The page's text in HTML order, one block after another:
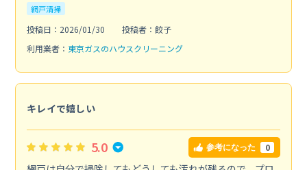
網戸清掃
投稿日：2026/01/30
投稿者：餃子
利用業者： 東京ガスのハウスクリーニング
キレイで嬉しい
5.0 参考になった 0